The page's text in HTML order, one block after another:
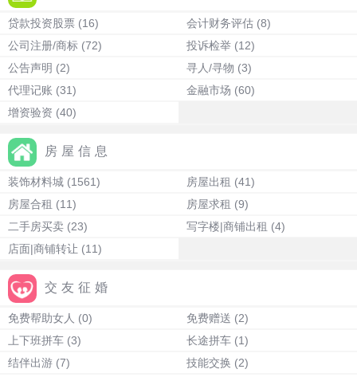
贷款投资股票 (16) 会计财务评估 (8)
公司注册/商标 (72) 投诉检举 (12)
公告声明 (2) 寻人/寻物 (3)
代理记账 (31) 金融市场 (60)
增资验资 (40)
房屋信息
装饰材料城 (1561) 房屋出租 (41)
房屋合租 (11) 房屋求租 (9)
二手房买卖 (23) 写字楼|商铺出租 (4)
店面|商铺转让 (11)
交友征婚
免费帮助女人 (0) 免费赠送 (2)
上下班拼车 (3) 长途拼车 (1)
结伴出游 (7) 技能交换 (2)